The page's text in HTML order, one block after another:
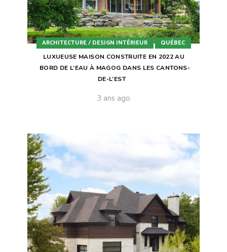
ARCHITECTURE / DESIGN INTÉRIEUR QUÉBEC
LUXUEUSE MAISON CONSTRUITE EN 2022 AU
BORD DE L’EAU À MAGOG DANS LES CANTONS-
DE-L’EST
3 ans ago